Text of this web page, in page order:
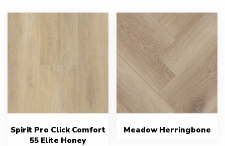
Spirit Pro Click Comfort
55 Elite Honey
Meadow Herringbone